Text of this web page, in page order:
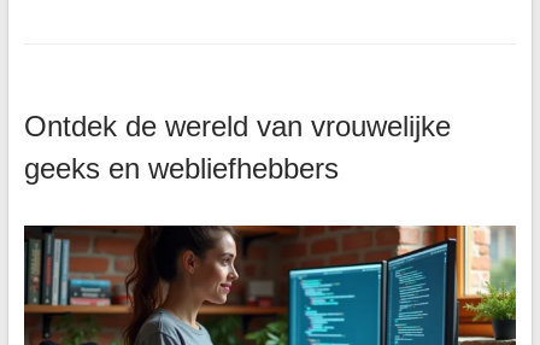
Ontdek de wereld van vrouwelijke
geeks en webliefhebbers